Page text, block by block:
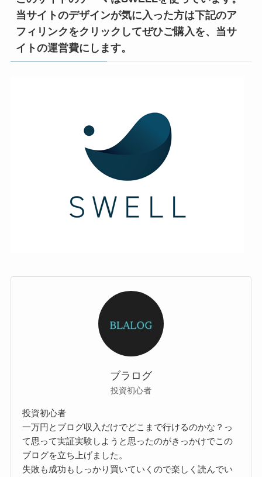
当サイトのデザインが気に入った方は下記のア
フィリンクをクリックしてぜひご購入を、当サ
イトの運営費にします。
ブラログ
投資初心者
投資初心者
一万円とブログ収入だけでどこまで行けるのかな？っ
て思って実証実験しようと思ったのがきっかけでこの
ブログを立ち上げました。
失敗も成功もしっかり買いていくので楽しく読んでい